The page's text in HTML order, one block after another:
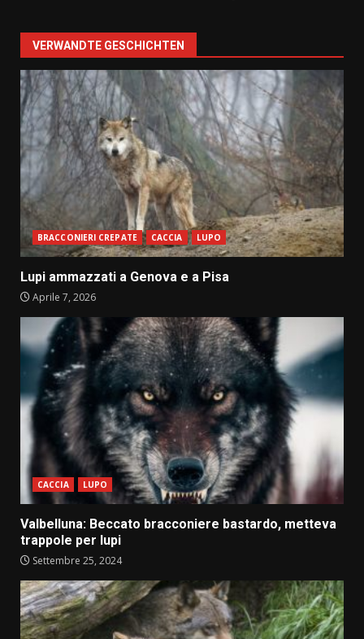
VERWANDTE GESCHICHTEN
BRACCONIERI CREPATE CACCIA LUPO
Lupi ammazzati a Genova e a Pisa
Aprile 7, 2026
CACCIA LUPO
Valbelluna: Beccato bracconiere bastardo, metteva
trappole per lupi
Settembre 25, 2024